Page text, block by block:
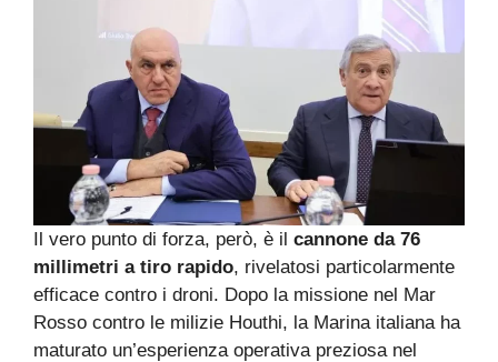
Il vero punto di forza, però, è il cannone da 76
millimetri a tiro rapido, rivelatosi particolarmente
efficace contro i droni. Dopo la missione nel Mar
Rosso contro le milizie Houthi, la Marina italiana ha
maturato un’esperienza operativa preziosa nel